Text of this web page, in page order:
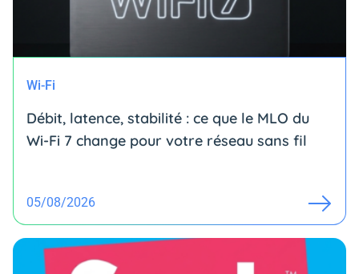
Wi-Fi
Débit, latence, stabilité : ce que le MLO du
Wi-Fi 7 change pour votre réseau sans fil
05/08/2026